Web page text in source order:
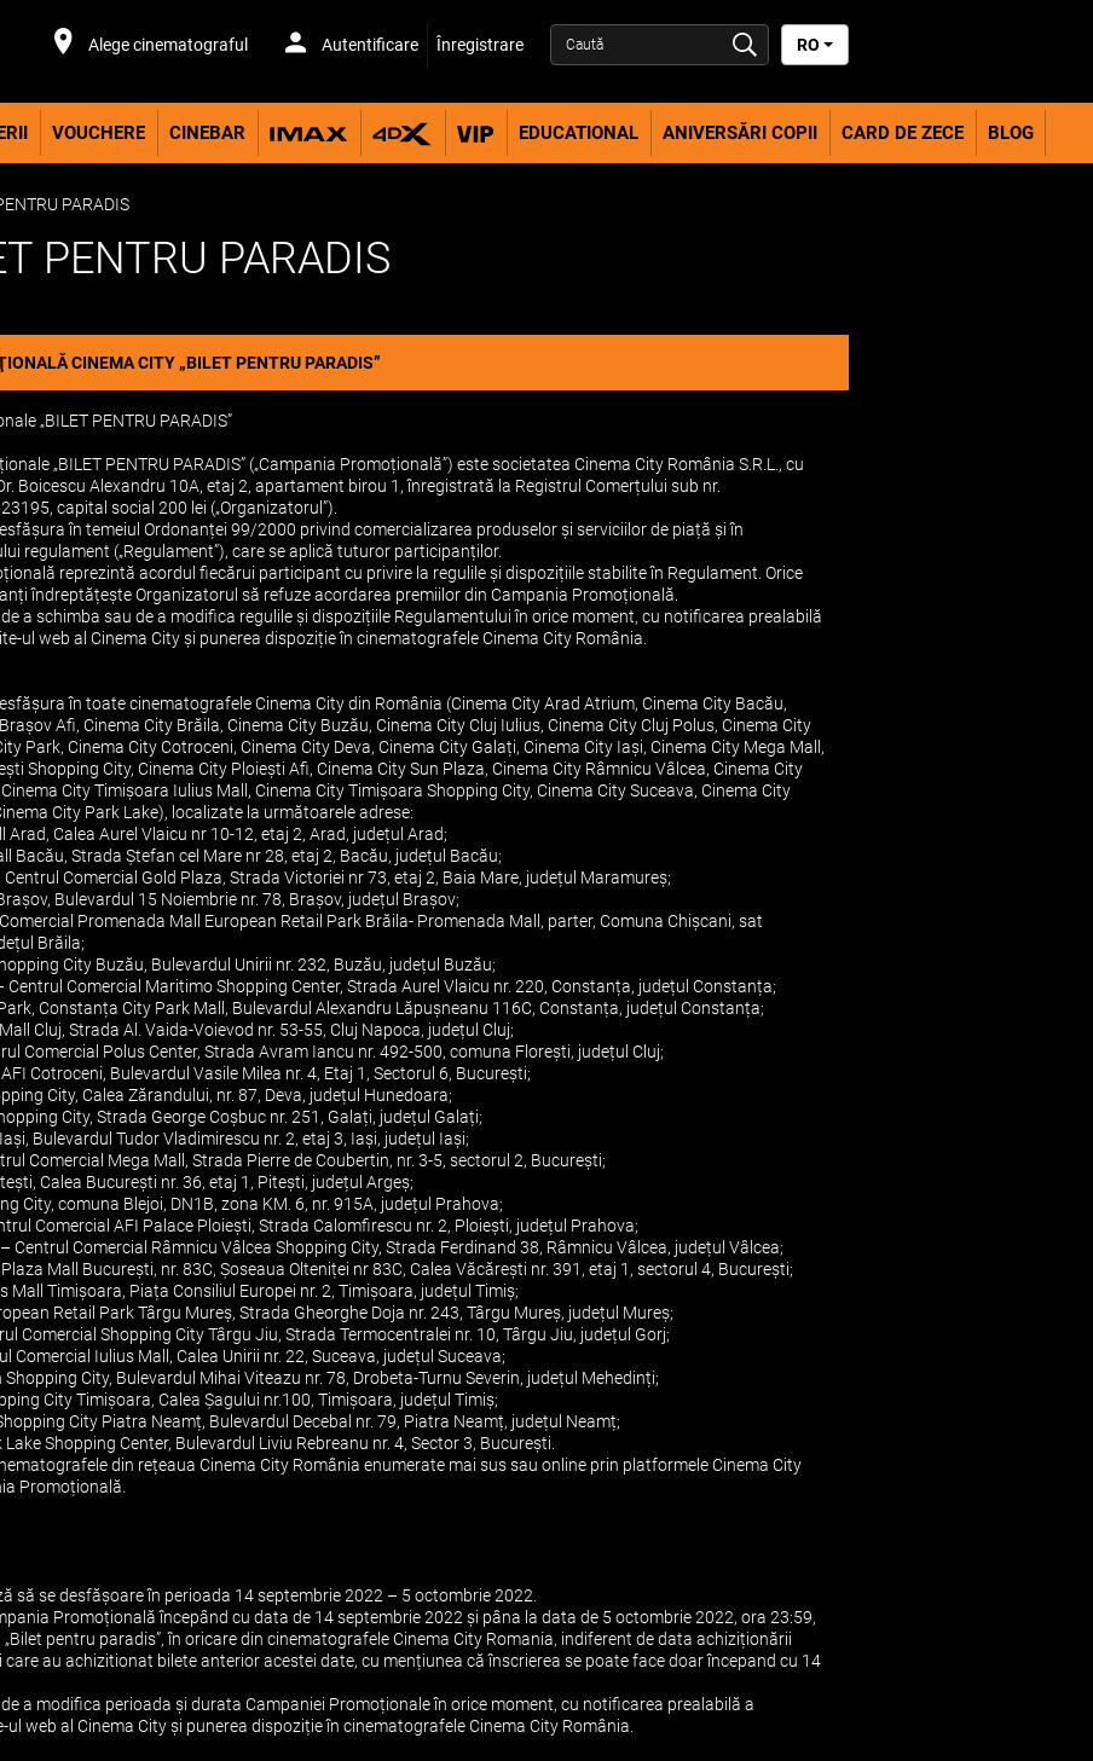
Alege cinematograful Autentificare Înregistrare RO
VOUCHERE CINEBAR EDUCATIONAL ANIVERSĂRI COPII CARD DE ZECE BLOG
PARADIS
PENTRU PARADIS
CINEMA CITY „BILET PENTRU PARADIS”
„BILET PENTRU PARADIS”
„BILET PENTRU PARADIS” („Campania Promoțională”) este societatea Cinema City România S.R.L., cu
Boicescu Alexandru 10A, etaj 2, apartament birou 1, înregistrată la Registrul Comerțului sub nr.
capital social 200 lei („Organizatorul”).
în temeiul Ordonanței 99/2000 privind comercializarea produselor și serviciilor de piață și în
regulament („Regulament”), care se aplică tuturor participanților.
reprezintă acordul fiecărui participant cu privire la regulile și dispozițiile stabilite în Regulament. Orice
îndreptățește Organizatorul să refuze acordarea premiilor din Campania Promoțională.
a schimba sau de a modifica regulile și dispozițiile Regulamentului în orice moment, cu notificarea prealabilă
ul web al Cinema City și punerea dispoziție în cinematografele Cinema City România.
în toate cinematografele Cinema City din România (Cinema City Arad Atrium, Cinema City Bacău,
Afi, Cinema City Brăila, Cinema City Buzău, Cinema City Cluj Iulius, Cinema City Cluj Polus, Cinema City
Park, Cinema City Cotroceni, Cinema City Deva, Cinema City Galați, Cinema City Iași, Cinema City Mega Mall,
Shopping City, Cinema City Ploiești Afi, Cinema City Sun Plaza, Cinema City Râmnicu Vâlcea, Cinema City
City Timișoara Iulius Mall, Cinema City Timișoara Shopping City, Cinema City Suceava, Cinema City
City Park Lake), localizate la următoarele adrese:
Calea Aurel Vlaicu nr 10-12, etaj 2, Arad, județul Arad;
Bacău, Strada Ștefan cel Mare nr 28, etaj 2, Bacău, județul Bacău;
Comercial Gold Plaza, Strada Victoriei nr 73, etaj 2, Baia Mare, județul Maramureș;
Bulevardul 15 Noiembrie nr. 78, Brașov, județul Brașov;
Promenada Mall European Retail Park Brăila- Promenada Mall, parter, Comuna Chişcani, sat
Brăila;
City Buzău, Bulevardul Unirii nr. 232, Buzău, județul Buzău;
Centrul Comercial Maritimo Shopping Center, Strada Aurel Vlaicu nr. 220, Constanța, județul Constanța;
Constanța City Park Mall, Bulevardul Alexandru Lăpușneanu 116C, Constanța, județul Constanța;
Cluj, Strada Al. Vaida-Voievod nr. 53-55, Cluj Napoca, județul Cluj;
Comercial Polus Center, Strada Avram Iancu nr. 492-500, comuna Florești, județul Cluj;
Cotroceni, Bulevardul Vasile Milea nr. 4, Etaj 1, Sectorul 6, București;
City, Calea Zărandului, nr. 87, Deva, județul Hunedoara;
City, Strada George Coșbuc nr. 251, Galați, județul Galați;
Bulevardul Tudor Vladimirescu nr. 2, etaj 3, Iași, județul Iași;
Comercial Mega Mall, Strada Pierre de Coubertin, nr. 3-5, sectorul 2, București;
Calea București nr. 36, etaj 1, Pitești, județul Argeș;
City, comuna Blejoi, DN1B, zona KM. 6, nr. 915A, județul Prahova;
Comercial AFI Palace Ploiești, Strada Calomfirescu nr. 2, Ploiești, județul Prahova;
Centrul Comercial Râmnicu Vâlcea Shopping City, Strada Ferdinand 38, Râmnicu Vâlcea, județul Vâlcea;
Mall București, nr. 83C, Șoseaua Olteniței nr 83C, Calea Văcărești nr. 391, etaj 1, sectorul 4, București;
Mall Timișoara, Piața Consiliul Europei nr. 2, Timișoara, județul Timiș;
Retail Park Târgu Mureș, Strada Gheorghe Doja nr. 243, Târgu Mureș, județul Mureș;
Comercial Shopping City Târgu Jiu, Strada Termocentralei nr. 10, Târgu Jiu, județul Gorj;
Comercial Iulius Mall, Calea Unirii nr. 22, Suceava, județul Suceava;
Shopping City, Bulevardul Mihai Viteazu nr. 78, Drobeta-Turnu Severin, județul Mehedinți;
City Timișoara, Calea Șagului nr.100, Timișoara, județul Timiș;
City Piatra Neamț, Bulevardul Decebal nr. 79, Piatra Neamț, județul Neamț;
Shopping Center, Bulevardul Liviu Rebreanu nr. 4, Sector 3, București.
din rețeaua Cinema City România enumerate mai sus sau online prin platformele Cinema City
Promoțională.
să se desfășoare în perioada 14 septembrie 2022 – 5 octombrie 2022.
Promoțională începând cu data de 14 septembrie 2022 și pâna la data de 5 octombrie 2022, ora 23:59,
pentru paradis”, în oricare din cinematografele Cinema City Romania, indiferent de data achiziționării
au achizitionat bilete anterior acestei date, cu mențiunea că înscrierea se poate face doar începand cu 14
a modifica perioada și durata Campaniei Promoționale în orice moment, cu notificarea prealabilă a
web al Cinema City și punerea dispoziție în cinematografele Cinema City România.